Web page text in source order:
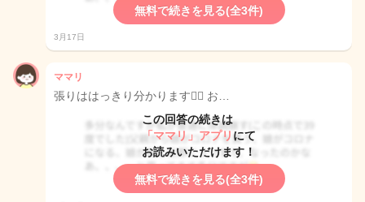
無料で続きを見る(全3件)
3月17日
ママリ
張りははっきり分かります✊🏻 お…
この回答の続きは
「ママリ」アプリ にて
お読みいただけます！
無料で続きを見る(全3件)